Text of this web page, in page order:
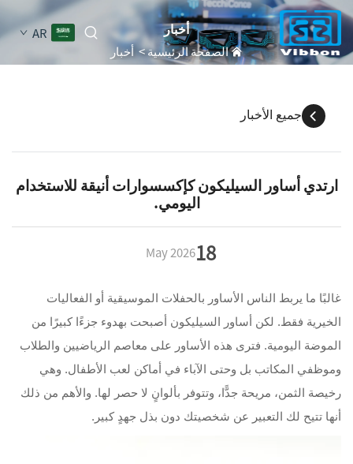
AR أخبار
الصفحة الرئيسية> أخبار
جميع الأخبار
ارتدي أساور السيليكون كإكسسوارات أنيقة للاستخدام
اليومي.
18
May2026
غالبًا ما يربط الناس الأساور بالحفلات الموسيقية أو الفعاليات
الخيرية فقط. لكن أساور السيليكون أصبحت بهدوء جزءًا كبيرًا من
الموضة اليومية. فترى هذه الأساور على معاصم الرياضيين والطلاب
وموظفي المكاتب بل وحتى الآباء في أماكن لعب الأطفال. وهي
رخيصة الثمن، مريحة جدًّا، وتتوفر بألوانٍ لا حصر لها. والأهم من ذلك
أنها تتيح لك التعبير عن شخصيتك دون بذل جهدٍ كبير.